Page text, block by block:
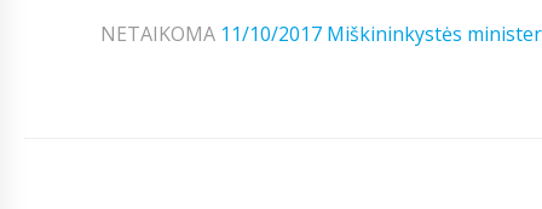
NETAIKOMA 11/10/2017 Miškininkystės